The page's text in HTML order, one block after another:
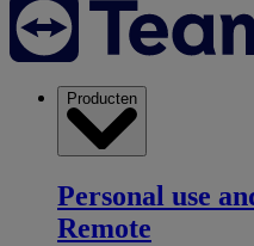
Producten
Personal use
Remote